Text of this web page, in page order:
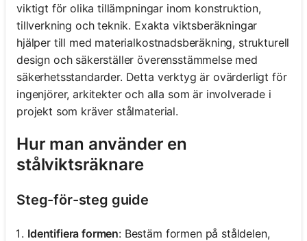
viktigt för olika tillämpningar inom konstruktion,
tillverkning och teknik. Exakta viktsberäkningar
hjälper till med materialkostnadsberäkning, strukturell
design och säkerställer överensstämmelse med
säkerhetsstandarder. Detta verktyg är ovärderligt för
ingenjörer, arkitekter och alla som är involverade i
projekt som kräver stålmaterial.
Hur man använder en
stålviktsräknare
Steg-för-steg guide
Identifiera formen: Bestäm formen på ståldelen,